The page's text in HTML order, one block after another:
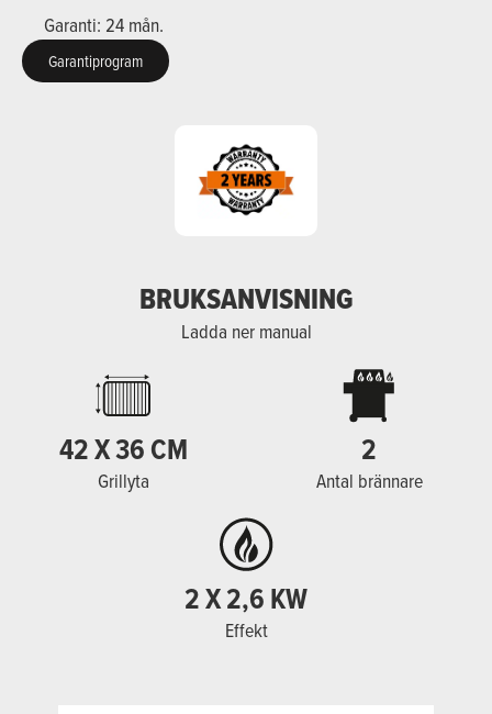
Garanti: 24 mån.
Garantiprogram
BRUKSANVISNING
Ladda ner manual
42 X 36 CM
Grillyta
2
Antal brännare
2 X 2,6 KW
Effekt